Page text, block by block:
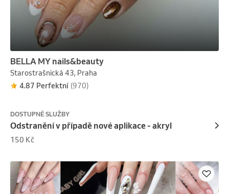
BELLA MY nails&beauty
Starostrašnická 43, Praha
4.87 Perfektní (970)
DOSTUPNÉ SLUŽBY
Odstranění v případě nové aplikace - akryl
150 Kč